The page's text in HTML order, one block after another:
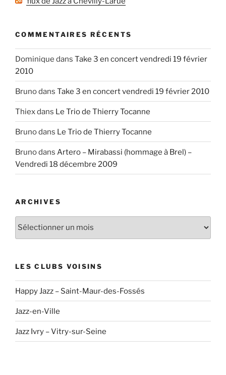
COMMENTAIRES RÉCENTS
Dominique dans Take 3 en concert vendredi 19 février
2010
Brunodans Take 3 en concert vendredi 19 février 2010
Thiexdans Le Trio de Thierry Tocanne
Brunodans Le Trio de Thierry Tocanne
Brunodans Artero – Mirabassi (hommage à Brel) –
Vendredi 18 décembre 2009
ARCHIVES
Archives
LES CLUBS VOISINS
Happy Jazz – Saint-Maur-des-Fossés
Jazz-en-Ville
Jazz Ivry – Vitry-sur-Seine